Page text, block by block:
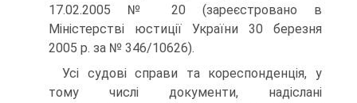
17.02.2005 № 20 (зареєстровано в
Міністерстві юстиції України 30 березня
2005 р. за № 346/10626).
Усі судові справи та кореспонденція, у
тому числі документи, надіслані